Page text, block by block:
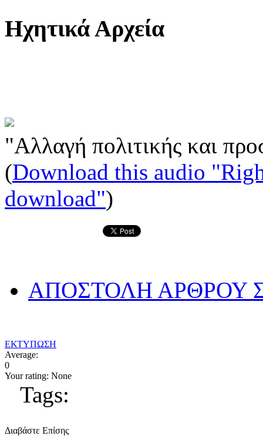
Ηχητικά Αρχεία
"Αλλαγή πολιτικής και
(Download this audio
download")
ΑΠΟΣΤΟΛΗ ΑΡΘΡΟΥ
ΕΚΤΥΠΩΣΗ
Average:
0
Your rating: None
Tags:
Διαβάστε Επίσης